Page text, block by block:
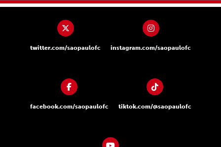
twitter.com/saopaulofc instagram.com/saopaulofc
facebook.com/saopaulofc tiktok.com/@saopaulofc